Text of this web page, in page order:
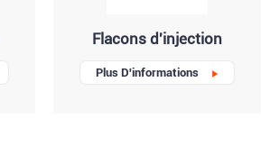
Flacons d'injection
Plus D'informations